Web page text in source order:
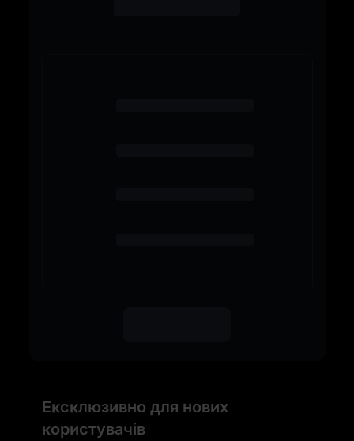
Ексклюзивно для нових
користувачів